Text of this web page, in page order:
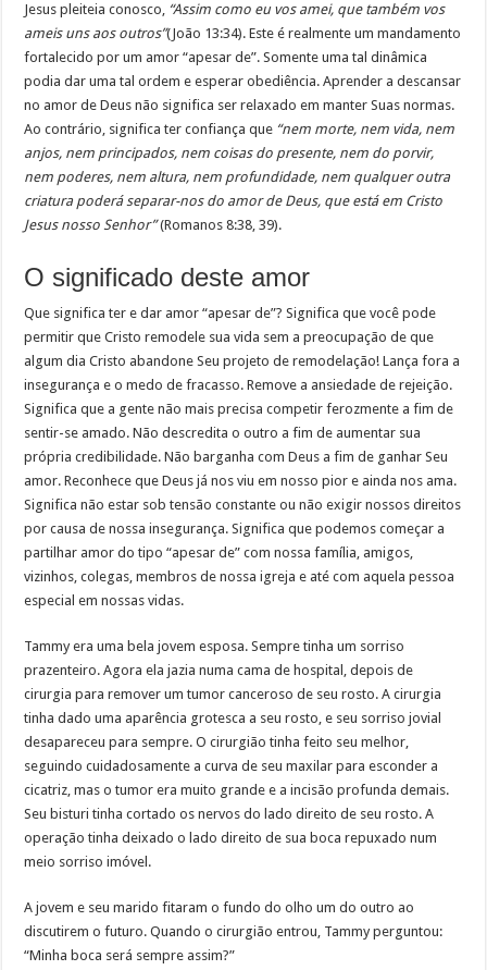
Jesus pleiteia conosco, “Assim como eu vos amei, que também vos
ameis uns aos outros”(João 13:34). Este é realmente um mandamento
fortalecido por um amor “apesar de”. Somente uma tal dinâmica
podia dar uma tal ordem e esperar obediência. Aprender a descansar
no amor de Deus não significa ser relaxado em manter Suas normas.
Ao contrário, significa ter confiança que “nem morte, nem vida, nem
anjos, nem principados, nem coisas do presente, nem do porvir,
nem poderes, nem altura, nem profundidade, nem qualquer outra
criatura poderá separar-nos do amor de Deus, que está em Cristo
Jesus nosso Senhor”(Romanos 8:38, 39).
O significado deste amor
Que significa ter e dar amor “apesar de”? Significa que você pode
permitir que Cristo remodele sua vida sem a preocupação de que
algum dia Cristo abandone Seu projeto de remodelação! Lança fora a
insegurança e o medo de fracasso. Remove a ansiedade de rejeição.
Significa que a gente não mais precisa competir ferozmente a fim de
sentir-se amado. Não descredita o outro a fim de aumentar sua
própria credibilidade. Não barganha com Deus a fim de ganhar Seu
amor. Reconhece que Deus já nos viu em nosso pior e ainda nos ama.
Significa não estar sob tensão constante ou não exigir nossos direitos
por causa de nossa insegurança. Significa que podemos começar a
partilhar amor do tipo “apesar de” com nossa família, amigos,
vizinhos, colegas, membros de nossa igreja e até com aquela pessoa
especial em nossas vidas.
Tammy era uma bela jovem esposa. Sempre tinha um sorriso
prazenteiro. Agora ela jazia numa cama de hospital, depois de
cirurgia para remover um tumor canceroso de seu rosto. A cirurgia
tinha dado uma aparência grotesca a seu rosto, e seu sorriso jovial
desapareceu para sempre. O cirurgião tinha feito seu melhor,
seguindo cuidadosamente a curva de seu maxilar para esconder a
cicatriz, mas o tumor era muito grande e a incisão profunda demais.
Seu bisturi tinha cortado os nervos do lado direito de seu rosto. A
operação tinha deixado o lado direito de sua boca repuxado num
meio sorriso imóvel.
A jovem e seu marido fitaram o fundo do olho um do outro ao
discutirem o futuro. Quando o cirurgião entrou, Tammy perguntou:
“Minha boca será sempre assim?”